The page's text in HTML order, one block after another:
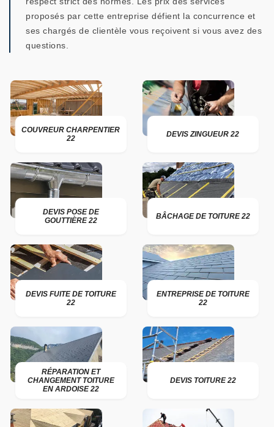
proposés par cette entreprise défient la concurrence et
ses chargés de clientèle vous reçoivent si vous avez des
questions.
COUVREUR CHARPENTIER
22
DEVIS ZINGUEUR 22
DEVIS POSE DE
GOUTTIÈRE 22
BÂCHAGE DE TOITURE 22
DEVIS FUITE DE TOITURE
22
ENTREPRISE DE TOITURE
22
RÉPARATION ET
CHANGEMENT TOITURE
EN ARDOISE 22
DEVIS TOITURE 22